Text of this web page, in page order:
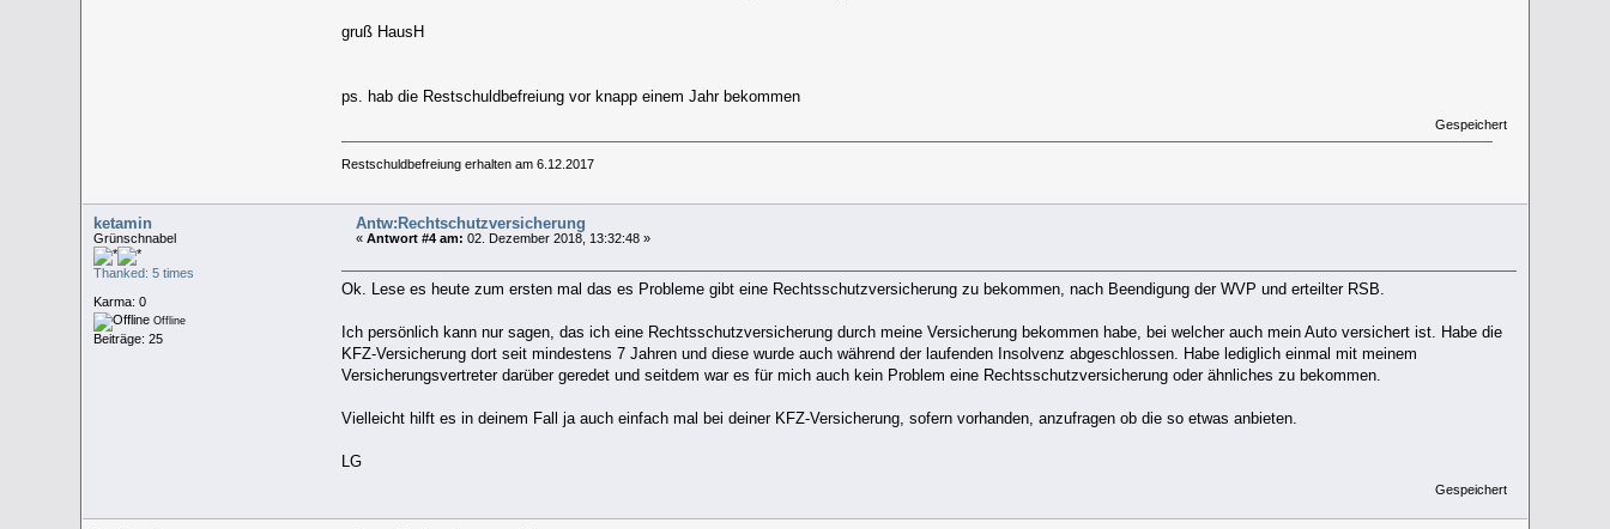
gruß HausH
ps. hab die Restschuldbefreiung vor knapp einem Jahr bekommen
Gespeichert
Restschuldbefreiung erhalten am 6.12.2017
ketamin
Grünschnabel
Thanked: 5 times
Karma: 0
Offline
Beiträge: 25
Antw:Rechtschutzversicherung
«Antwort #4 am: 02. Dezember 2018, 13:32:48 »
Ok. Lese es heute zum ersten mal das es Probleme gibt eine Rechtsschutzversicherung zu bekommen, nach Beendigung der WVP und erteilter RSB.
Ich persönlich kann nur sagen, das ich eine Rechtsschutzversicherung durch meine Versicherung bekommen habe, bei welcher auch mein Auto versichert ist. Habe die
KFZ-Versicherung dort seit mindestens 7 Jahren und diese wurde auch während der laufenden Insolvenz abgeschlossen. Habe lediglich einmal mit meinem
Versicherungsvertreter darüber geredet und seitdem war es für mich auch kein Problem eine Rechtsschutzversicherung oder ähnliches zu bekommen.
Vielleicht hilft es in deinem Fall ja auch einfach mal bei deiner KFZ-Versicherung, sofern vorhanden, anzufragen ob die so etwas anbieten.
LG
Gespeichert